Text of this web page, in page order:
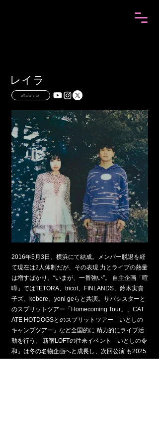
レイラ
official site
2016年5月3日、横浜にて結成。メンバー脱退を経
て現在は2人体制だが、その表現 力とライブの熱量
は増すばかり。“いまが、一番強い”。 自主企画「喧
嘩」ではTETORA、tricot、FINLANDS、鈴木実貴
子ズ、kobore、yoni geらと共演。サバシスターと
のスプリットツアー「Homecoming Tour」、CAT
ATE HOTDOGSとのスプリットツアー「いとしの
キャンプツアー」など全国的に 精力的にライブ活
動を行う。 新宿LOFTの往来イベント「いとしの令
和」は冬の名物企画へと成長し、次回公演 も2025